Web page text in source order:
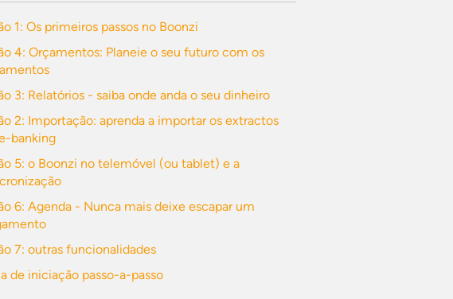
1: Os primeiros passos no Boonzi
4: Orçamentos: Planeie o seu futuro com os
3: Relatórios - saiba onde anda o seu dinheiro
2: Importação: aprenda a importar os extractos
banking
5: o Boonzi no telemóvel (ou tablet) e a
6: Agenda - Nunca mais deixe escapar um
7: outras funcionalidades
de iniciação passo-a-passo